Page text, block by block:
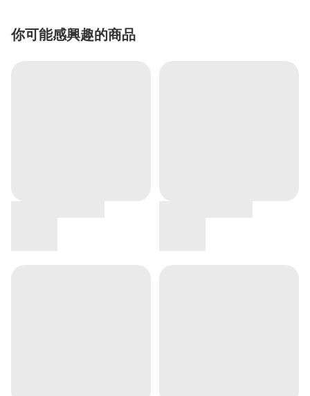
你可能感興趣的商品